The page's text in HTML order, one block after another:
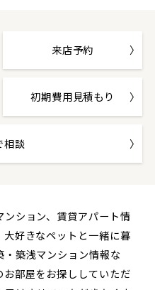
来店予約
初期費用見積もり
相談
ション、賃貸アパート情
好きなペットと一緒に暮
築浅マンション情報な
部屋をお探ししていただ